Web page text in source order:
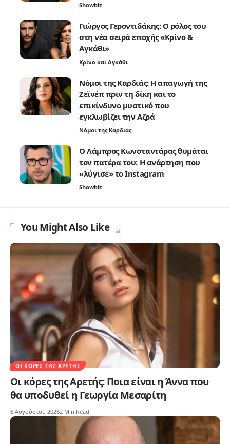
Showbiz
Γιώργος Γεροντιδάκης: Ο ρόλος του
στη νέα σειρά εποχής «Κρίνο &
Αγκάθι»
Κρίνο και Αγκάθι
Νόμοι της Καρδιάς: Η απαγωγή της
Ζεϊνέπ πριν τη δίκη και το
επικίνδυνο μυστικό που
εγκλωβίζει την Αζρά
Νόμοι της Καρδιάς
Ο Λάμπρος Κωνσταντάρας θυμάται
τον πατέρα του: Η ανάρτηση που
«λύγισε» το Instagram
Showbiz
You Might Also Like
ΟΙ ΚΌΡΕΣ ΤΗΣ ΑΡΕΤΉΣ
Οι κόρες της Αρετής: Ποια είναι η Άννα που
θα υποδυθεί η Γεωργία Μεσαρίτη
6 Αυγούστου 20262 Min Read